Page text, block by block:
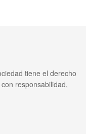
tiene el derecho
responsabilidad,